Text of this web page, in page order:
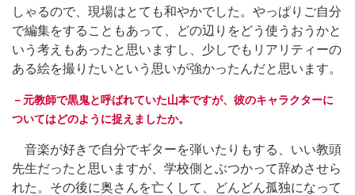
しゃるので、現場はとても和やかでした。やっぱりご自分
で編集をすることもあって、どの辺りをどう使うおうかと
いう考えもあったと思いますし、少しでもリアリティーの
ある絵を撮りたいという思いが強かったんだと思います。
－元教師で黒鬼と呼ばれていた山本ですが、彼のキャラクターに
ついてはどのように捉えましたか。
音楽が好きで自分でギターを弾いたりもする、いい教頭
先生だったと思いますが、学校側とぶつかって辞めさせら
れた。その後に奥さんを亡くして、どんどん孤独になって